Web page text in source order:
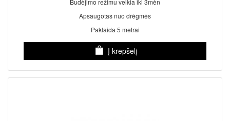
Budėjimo režimu veikia iki 3mėn
Apsaugotas nuo drėgmės
Paklaida 5 metrai
Į krepšelį